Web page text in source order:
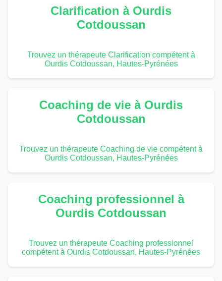
Clarification à Ourdis
Cotdoussan
Trouvez un thérapeute Clarification compétent à
Ourdis Cotdoussan, Hautes-Pyrénées
Coaching de vie à Ourdis
Cotdoussan
Trouvez un thérapeute Coaching de vie compétent à
Ourdis Cotdoussan, Hautes-Pyrénées
Coaching professionnel à
Ourdis Cotdoussan
Trouvez un thérapeute Coaching professionnel
compétent à Ourdis Cotdoussan, Hautes-Pyrénées